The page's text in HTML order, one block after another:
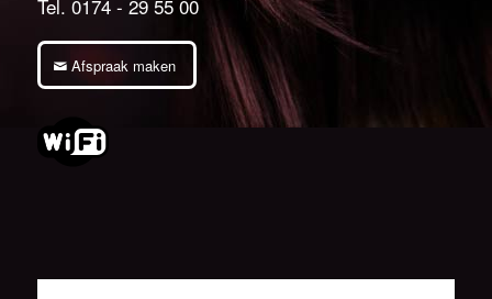
Tel. 0174 - 29 55 00
Afspraak maken